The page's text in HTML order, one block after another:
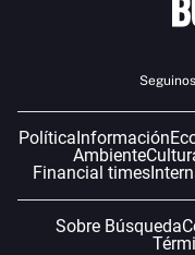
PolíticaInformación
Ambiente
Financial times
Sobre Búsqueda